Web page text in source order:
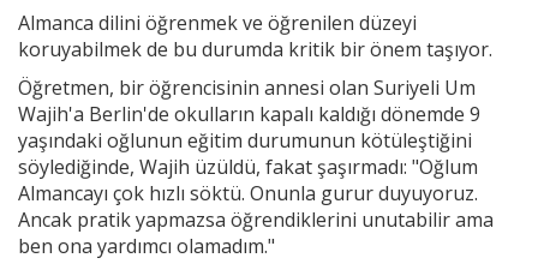
Almanca dilini öğrenmek ve öğrenilen düzeyi
koruyabilmek de bu durumda kritik bir önem taşıyor.
Öğretmen, bir öğrencisinin annesi olan Suriyeli Um
Wajih'a Berlin'de okulların kapalı kaldığı dönemde 9
yaşındaki oğlunun eğitim durumunun kötüleştiğini
söylediğinde, Wajih üzüldü, fakat şaşırmadı: "Oğlum
Almancayı çok hızlı söktü. Onunla gurur duyuyoruz.
Ancak pratik yapmazsa öğrendiklerini unutabilir ama
ben ona yardımcı olamadım."